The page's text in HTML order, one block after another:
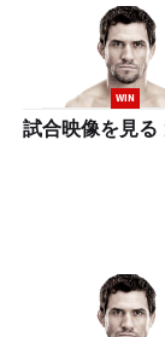
WIN
試合映像を見る